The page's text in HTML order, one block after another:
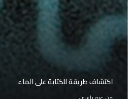
اكتشاف طريقة للكتابة على الماء